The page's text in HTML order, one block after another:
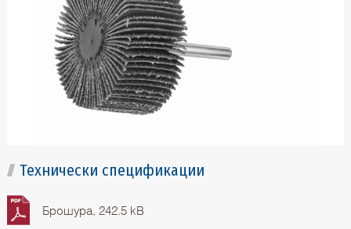
Технически спецификации
Брошура, 242.5 kB